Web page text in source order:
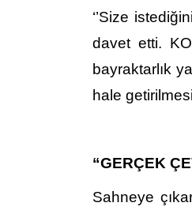
‘’Size
davet etti.
bayraktarlık
hale
“GERÇEK
Sahneye